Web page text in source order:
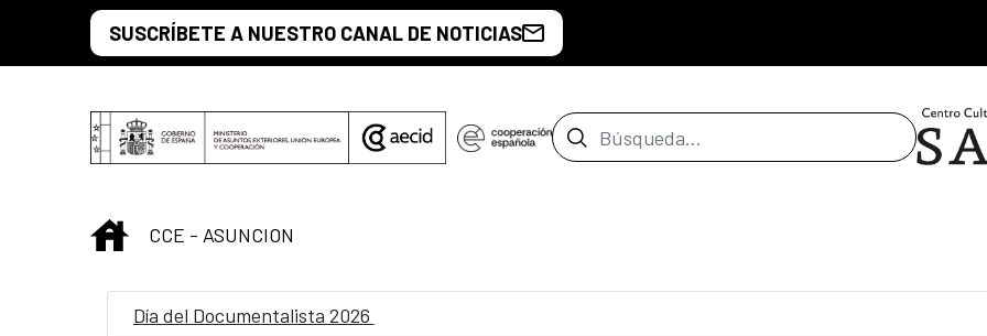
Saltar al contenido principal
SUSCRÍBETE A NUESTRO CANAL DE NOTICIAS
Barra de búsqueda
INICIO
CCE - ASUNCION
Día del Documentalista 2026